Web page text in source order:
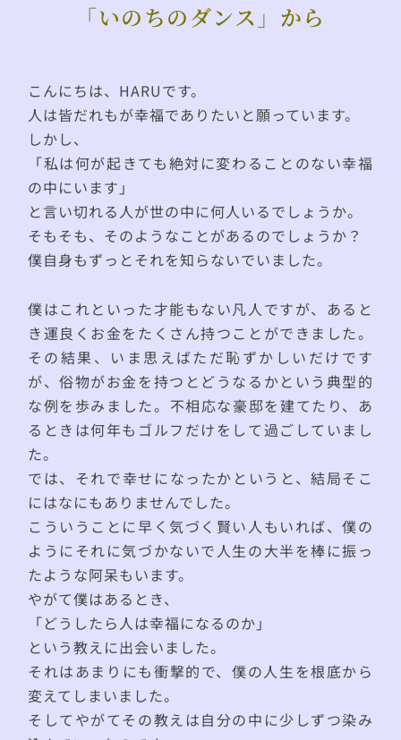
「いのちのダンス」から
こんにちは、HARUです。
人は皆だれもが幸福でありたいと願っています。
しかし、
「私は何が起きても絶対に変わることのない幸福
の中にいます」
と言い切れる人が世の中に何人いるでしょうか。
そもそも、そのようなことがあるのでしょうか？
僕自身もずっとそれを知らないでいました。
僕はこれといった才能もない凡人ですが、あると
き運良くお金をたくさん持つことができました。
その結果、いま思えばただ恥ずかしいだけです
が、俗物がお金を持つとどうなるかという典型的
な例を歩みました。不相応な豪邸を建てたり、あ
るときは何年もゴルフだけをして過ごしていまし
た。
では、それで幸せになったかというと、結局そこ
にはなにもありませんでした。
こういうことに早く気づく賢い人もいれば、僕の
ようにそれに気づかないで人生の大半を棒に振っ
たような阿呆もいます。
やがて僕はあるとき、
「どうしたら人は幸福になるのか」
という教えに出会いました。
それはあまりにも衝撃的で、僕の人生を根底から
変えてしまいました。
そしてやがてその教えは自分の中に少しずつ染み